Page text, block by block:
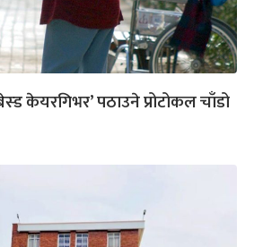
केयरगिभर’ पठाउने प्रोटोकल चाँडो